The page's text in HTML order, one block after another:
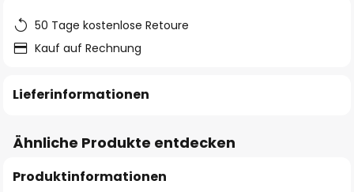
50 Tage kostenlose Retoure
Kauf auf Rechnung
Lieferinformationen
Ähnliche Produkte entdecken
Produktinformationen